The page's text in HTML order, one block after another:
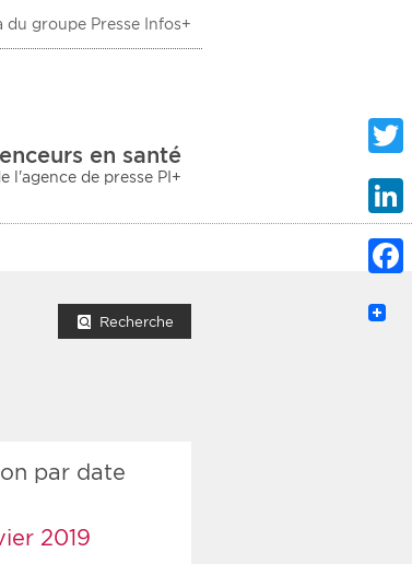
du groupe Presse Infos+
en santé
l'agence de presse PI+
Recherche
par date
2019